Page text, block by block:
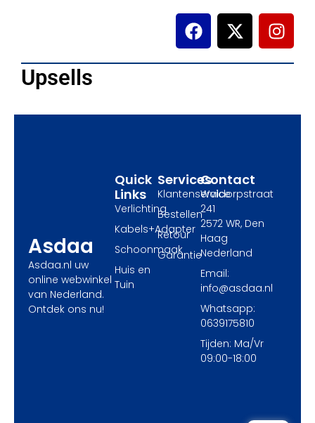
F
a
o
X
-
t
I
n
g
Upsells
Asdaa
Asdaa.nl uw
online webwinkel
van Nederland.
Ontdek ons nu!
Services
Klantenservice
Bestellen
Retour
Garantie
Quick
Links
Verlichting
Kabels+Adapter
Schoonmaak
Huis en
Tuin
Contact
Waldorpstraat
241
2572 WR, Den
Haag
Nederland
Email:
info@asdaa.nl
Whatsapp:
0639175810
Tijden: Ma/Vr
09:00-18:00